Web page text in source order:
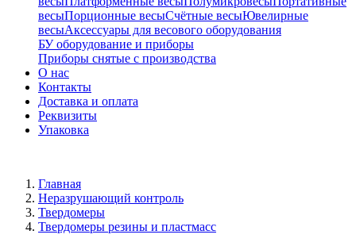
весыПорционные весыСчётные весыЮвелирные
весыАксессуары для весового оборудования
БУ оборудование и приборы
Приборы снятые с производства
О нас
Контакты
Доставка и оплата
Реквизиты
Упаковка
Главная
Неразрушающий контроль
Твердомеры
Твердомеры резины и пластмасс